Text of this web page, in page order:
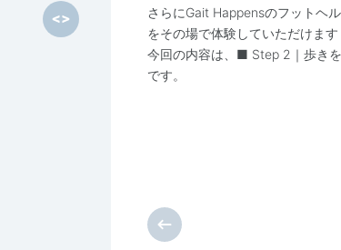
さらにGait Happensのフットヘ
をその場で体験していただけます
今回の内容は、■ Step 2｜歩き
です。